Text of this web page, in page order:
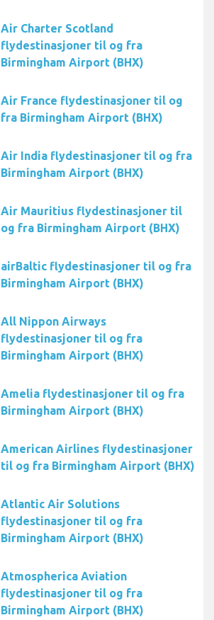
Air Charter Scotland
flydestinasjoner til og fra
Birmingham Airport (BHX)
Air France flydestinasjoner til og
fra Birmingham Airport (BHX)
Air India flydestinasjoner til og fra
Birmingham Airport (BHX)
Air Mauritius flydestinasjoner til
og fra Birmingham Airport (BHX)
airBaltic flydestinasjoner til og fra
Birmingham Airport (BHX)
All Nippon Airways
flydestinasjoner til og fra
Birmingham Airport (BHX)
Amelia flydestinasjoner til og fra
Birmingham Airport (BHX)
American Airlines flydestinasjoner
til og fra Birmingham Airport (BHX)
Atlantic Air Solutions
flydestinasjoner til og fra
Birmingham Airport (BHX)
Atmospherica Aviation
flydestinasjoner til og fra
Birmingham Airport (BHX)